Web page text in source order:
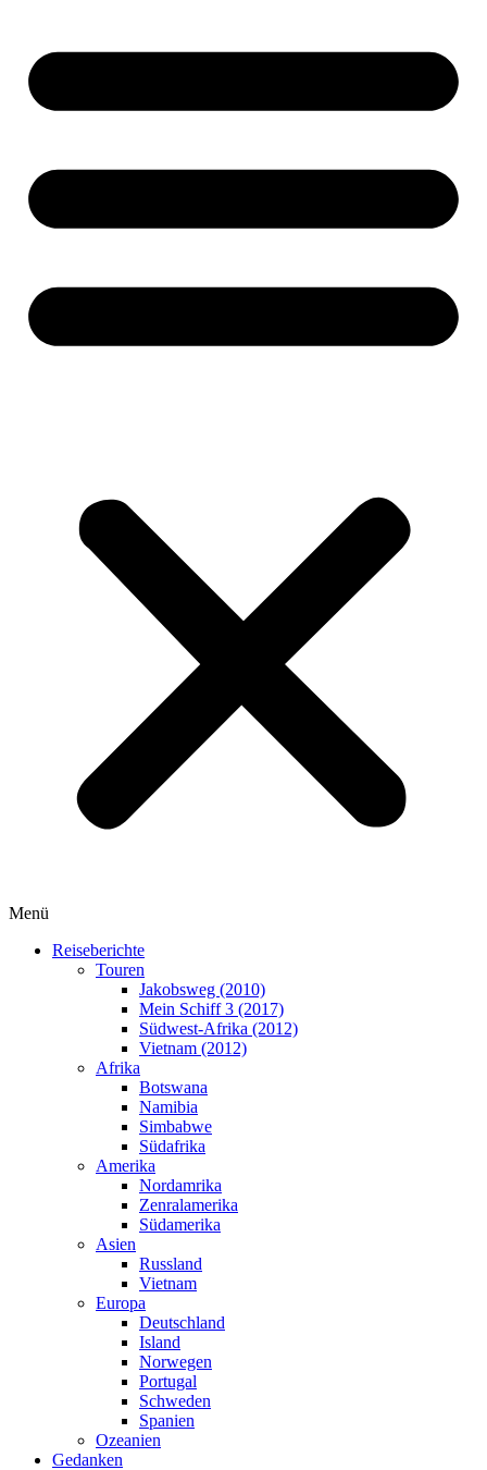
Menü
Reiseberichte
Touren
Jakobsweg (2010)
Mein Schiff 3 (2017)
Südwest-Afrika (2012)
Vietnam (2012)
Afrika
Botswana
Namibia
Simbabwe
Südafrika
Amerika
Nordamrika
Zenralamerika
Südamerika
Asien
Russland
Vietnam
Europa
Deutschland
Island
Norwegen
Portugal
Schweden
Spanien
Ozeanien
Gedanken